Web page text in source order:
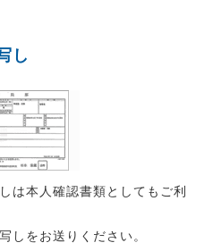
し
は本人確認書類としてもご利
しをお送りください。